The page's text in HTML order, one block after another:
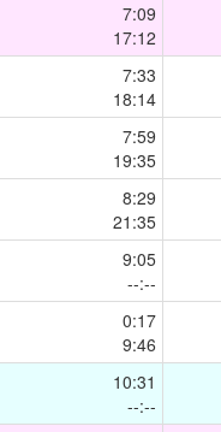
7:09
17:12
7:33
18:14
7:59
19:35
8:29
21:35
9:05
--:--
0:17
9:46
10:31
--:--